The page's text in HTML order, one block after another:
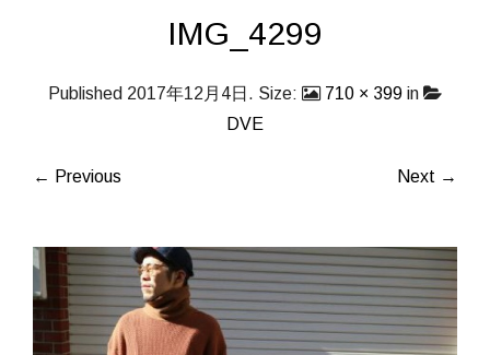
IMG_4299
Published 2017年12月4日 . Size: 710 × 399 in
DVE
← Previous Next →